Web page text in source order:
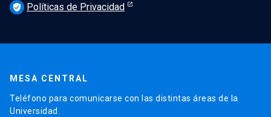
verified_user Políticas de Privacidad
MESA CENTRAL
Teléfono para comunicarse con las distintas áreas de la
Universidad.